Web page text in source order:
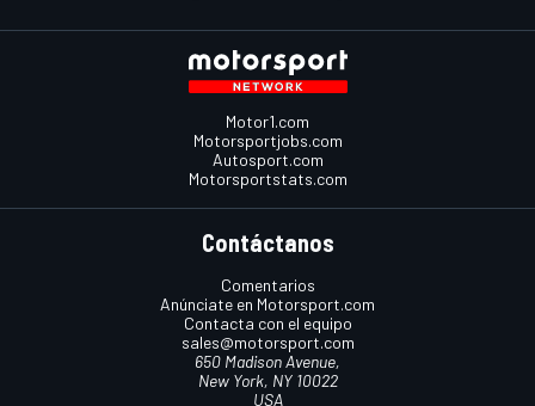
Motor1.com
Motorsportjobs.com
Autosport.com
Motorsportstats.com
Contáctanos
Comentarios
Anúnciate en Motorsport.com
Contacta con el equipo
sales@motorsport.com
650 Madison Avenue,
New York, NY 10022
USA